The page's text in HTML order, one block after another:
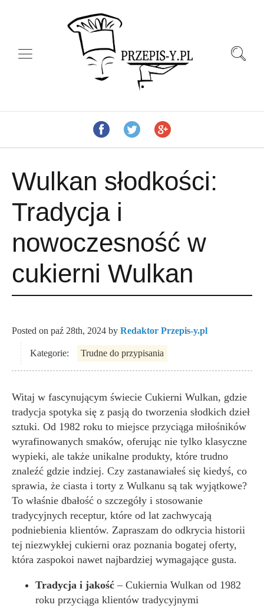
Wulkan słodkości:
Tradycja i
nowoczesność w
cukierni Wulkan
Posted on paź 28th, 2024 by Redaktor Przepis-y.pl
Kategorie: Trudne do przypisania
Witaj w fascynującym świecie Cukierni Wulkan, gdzie
tradycja spotyka się z pasją do tworzenia słodkich dzieł
sztuki. Od 1982 roku to miejsce przyciąga miłośników
wyrafinowanych smaków, oferując nie tylko klasyczne
wypieki, ale także unikalne produkty, które trudno
znaleźć gdzie indziej. Czy zastanawiałeś się kiedyś, co
sprawia, że ciasta i torty z Wulkanu są tak wyjątkowe?
To właśnie dbałość o szczegóły i stosowanie
tradycyjnych receptur, które od lat zachwycają
podniebienia klientów. Zapraszam do odkrycia historii
tej niezwykłej cukierni oraz poznania bogatej oferty,
która zaspokoi nawet najbardziej wymagające gusta.
Tradycja i jakość – Cukiernia Wulkan od 1982
roku przyciąga klientów tradycyjnymi